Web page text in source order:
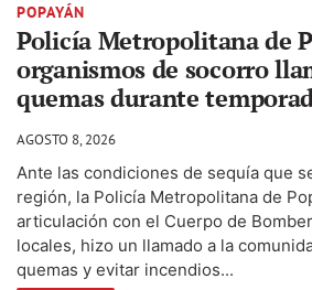
POPAYÁN
Policía Metropolitana de
organismos de socorro
quemas durante
AGOSTO 8, 2026
Ante las condiciones de sequía que
región, la Policía Metropolitana de
articulación con el Cuerpo de
locales, hizo un llamado a la
quemas y evitar incendios...